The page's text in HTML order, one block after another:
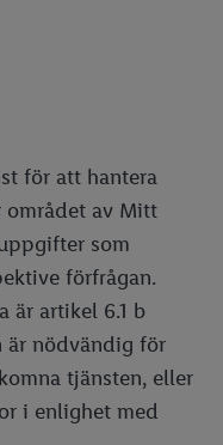
för att hantera
området av Mitt
som
förfrågan.
är artikel 6.1 b
är nödvändig för
tjänsten, eller
i enlighet med